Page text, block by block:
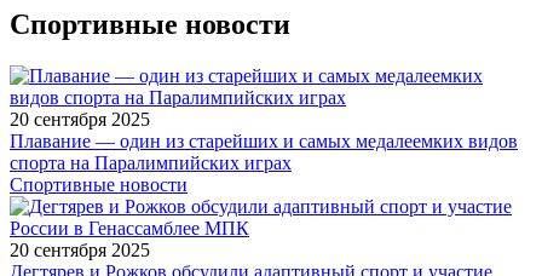
Спортивные новости
20 сентября 2025
Плавание — один из старейших и самых медалеемких видов
спорта на Паралимпийских играх
Спортивные новости
20 сентября 2025
Дегтярев и Рожков обсудили адаптивный спорт и участие